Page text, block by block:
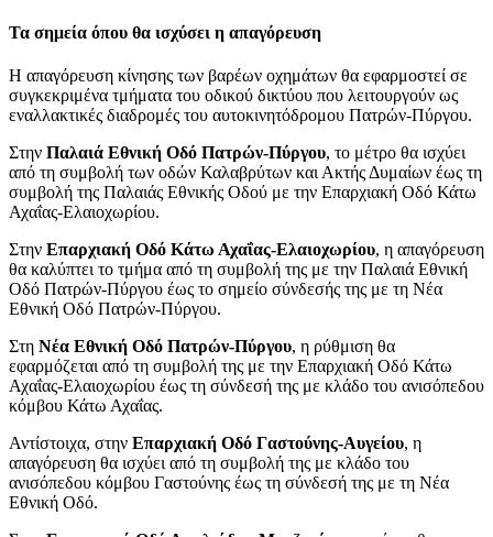
Τα σημεία όπου θα ισχύσει η απαγόρευση
Η απαγόρευση κίνησης των βαρέων οχημάτων θα εφαρμοστεί σε
συγκεκριμένα τμήματα του οδικού δικτύου που λειτουργούν ως
εναλλακτικές διαδρομές του αυτοκινητόδρομου Πατρών-Πύργου.
Στην Παλαιά Εθνική Οδό Πατρών-Πύργου, το μέτρο θα ισχύει
από τη συμβολή των οδών Καλαβρύτων και Ακτής Δυμαίων έως τη
συμβολή της Παλαιάς Εθνικής Οδού με την Επαρχιακή Οδό Κάτω
Αχαΐας-Ελαιοχωρίου.
Στην Επαρχιακή Οδό Κάτω Αχαΐας-Ελαιοχωρίου, η απαγόρευση
θα καλύπτει το τμήμα από τη συμβολή της με την Παλαιά Εθνική
Οδό Πατρών-Πύργου έως το σημείο σύνδεσής της με τη Νέα
Εθνική Οδό Πατρών-Πύργου.
Στη Νέα Εθνική Οδό Πατρών-Πύργου, η ρύθμιση θα
εφαρμόζεται από τη συμβολή της με την Επαρχιακή Οδό Κάτω
Αχαΐας-Ελαιοχωρίου έως τη σύνδεσή της με κλάδο του ανισόπεδου
κόμβου Κάτω Αχαΐας.
Αντίστοιχα, στην Επαρχιακή Οδό Γαστούνης-Αυγείου, η
απαγόρευση θα ισχύει από τη συμβολή της με κλάδο του
ανισόπεδου κόμβου Γαστούνης έως τη σύνδεσή της με τη Νέα
Εθνική Οδό.